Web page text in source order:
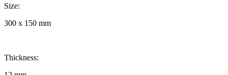
Size:
300 x 150 mm
Thickness: